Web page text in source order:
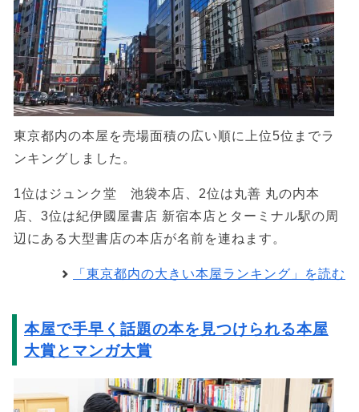
東京都内の本屋を売場面積の広い順に上位5位までラ
ンキングしました。
1位はジュンク堂 池袋本店、2位は丸善 丸の内本
店、3位は紀伊國屋書店 新宿本店とターミナル駅の周
辺にある大型書店の本店が名前を連ねます。
「東京都内の大きい本屋ランキング」を読む
本屋で手早く話題の本を見つけられる本屋
大賞とマンガ大賞